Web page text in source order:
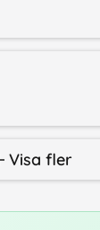
Visa fler